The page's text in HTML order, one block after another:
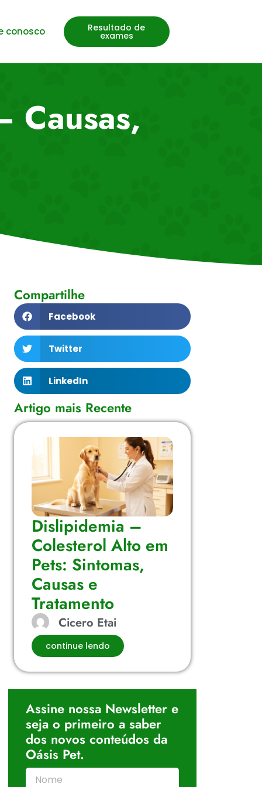
conosco Resultado de
exames
Causas,
Compartilhe
Facebook
Twitter
LinkedIn
Artigo mais Recente
Dislipidemia –
Colesterol Alto em
Pets: Sintomas,
Causas e
Tratamento
Cicero Etai
continue lendo
Assine nossa Newsletter e
seja o primeiro a saber
dos novos conteúdos da
Oásis Pet.